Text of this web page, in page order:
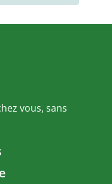
vous, sans